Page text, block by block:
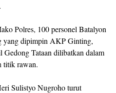
Polres, 100 personel Batalyon
yang dipimpin AKP Ginting,
Tataan dilibatkan dalam
titik rawan.
Sulistyo Nugroho turut